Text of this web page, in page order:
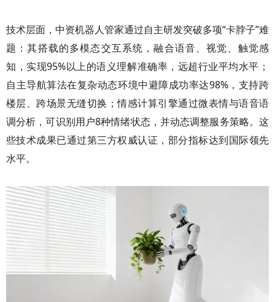
技术层面，中资机器人管家通过自主研发突破多项“卡脖子”难
题：其搭载的多模态交互系统，融合语音、视觉、触觉感
知，实现95%以上的语义理解准确率，远超行业平均水平；
自主导航算法在复杂动态环境中避障成功率达98%，支持跨
楼层、跨场景无缝切换；情感计算引擎通过微表情与语音语
调分析，可识别用户8种情绪状态，并动态调整服务策略。这
些技术成果已通过第三方权威认证，部分指标达到国际领先
水平。